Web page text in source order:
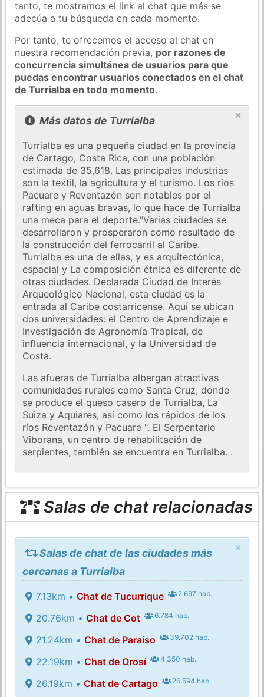
tanto, te mostramos el link al chat que más se
adecúa a tu búsqueda en cada momento.
Por tanto, te ofrecemos el acceso al chat en
nuestra recomendación previa, por razones de
concurrencia simultánea de usuarios para que
puedas encontrar usuarios conectados en el chat
de Turrialba en todo momento.
×
Más datos de Turrialba
Turrialba es una pequeña ciudad en la provincia
de Cartago, Costa Rica, con una población
estimada de 35,618. Las principales industrias
son la textil, la agricultura y el turismo. Los ríos
Pacuare y Reventazón son notables por el
rafting en aguas bravas, lo que hace de Turrialba
una meca para el deporte."Varias ciudades se
desarrollaron y prosperaron como resultado de
la construcción del ferrocarril al Caribe.
Turrialba es una de ellas, y es arquitectónica,
espacial y La composición étnica es diferente de
otras ciudades. Declarada Ciudad de Interés
Arqueológico Nacional, esta ciudad es la
entrada al Caribe costarricense. Aquí se ubican
dos universidades: el Centro de Aprendizaje e
Investigación de Agronomía Tropical, de
influencia internacional, y la Universidad de
Costa.
Las afueras de Turrialba albergan atractivas
comunidades rurales como Santa Cruz, donde
se produce el queso casero de Turrialba, La
Suiza y Aquiares, así como los rápidos de los
ríos Reventazón y Pacuare ". El Serpentario
Viborana, un centro de rehabilitación de
serpientes, también se encuentra en Turrialba. .
Salas de chat relacionadas
×
Salas de chat de las ciudades más
cercanas a Turrialba
7.13km • Chat de Tucurrique 2.697 hab.
20.76km • Chat de Cot 6.784 hab.
21.24km • Chat de Paraíso 39.702 hab.
22.19km • Chat de Orosí 4.350 hab.
26.19km • Chat de Cartago 26.594 hab.